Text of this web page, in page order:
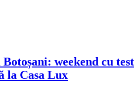
weekend cu test
la Casa Lux